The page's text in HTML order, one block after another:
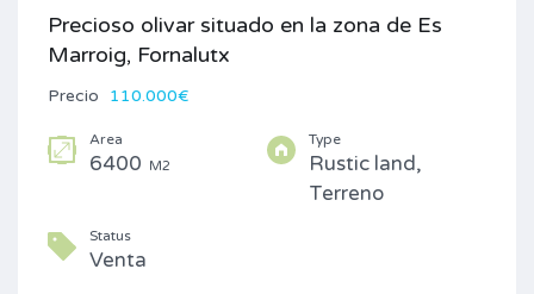
Precioso olivar situado en la zona de Es
Marroig, Fornalutx
Precio 110.000€
Area
6400 M2
Type
Rustic land,
Terreno
Status
Venta